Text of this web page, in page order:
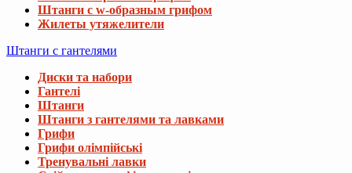
Штанги с w-образным грифом
Жилеты утяжелители
Штанги с гантелями
Диски та набори
Гантелі
Штанги
Штанги з гантелями та лавками
Грифи
Грифи олімпійські
Тренувальні лавки